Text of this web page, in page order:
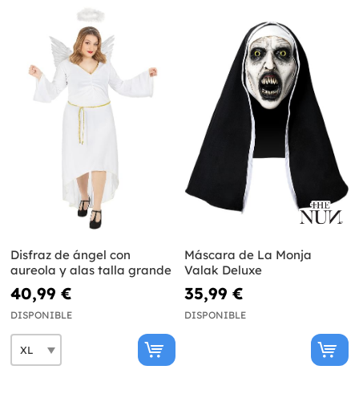
Disfraz de ángel con
aureola y alas talla grande
40,99 €
DISPONIBLE
Máscara de La Monja
Valak Deluxe
35,99 €
DISPONIBLE